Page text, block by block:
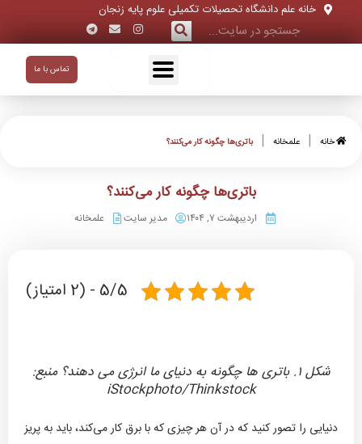
خانه علم دانشگاه تحصیلات تکمیلی علوم پایه زنجان
تماس با ما
خانه | علمخانه | باتری‌ها چگونه کار می‌کنند؟
باتری‌ها چگونه کار می‌کنند؟
اردیبهشت ۷, ۱۴۰۴ مدیر سایت علمخانه
5/5 - (2 امتیاز)
شکل ۱. باتری ها چگونه به دنیای ما انرژی می دهند؟ منبع:
iStockphoto/Thinkstock
دنیایی را تصور کنید که در آن هر چیزی که با برق کار می‌کند، باید به پریز